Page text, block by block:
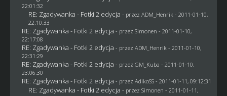
22:01:32
RE: Zgadywanka - Fotki 2 edycja - przez ADM_Henrik - 2011-01-10,
22:10:33
RE: Zgadywanka - Fotki 2 edycja - przez Simonen - 2011-01-10,
22:17:08
RE: Zgadywanka - Fotki 2 edycja - przez ADM_Henrik - 2011-01-10,
22:31:29
RE: Zgadywanka - Fotki 2 edycja - przez GM_Kuba - 2011-01-10,
23:06:30
RE: Zgadywanka - Fotki 2 edycja - przez AdikoSS - 2011-01-11, 09:12:31
RE: Zgadywanka - Fotki 2 edycja - przez Simonen - 2011-01-11,